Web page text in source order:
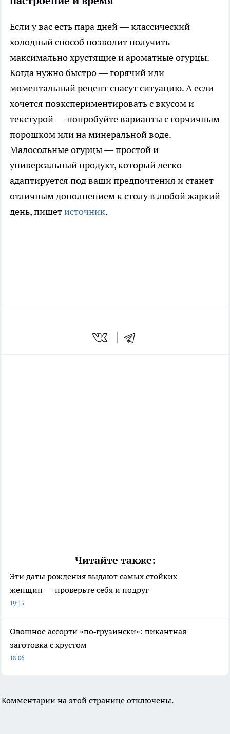
Если у вас есть пара дней — классический
холодный способ позволит получить
максимально хрустящие и ароматные огурцы.
Когда нужно быстро — горячий или
моментальный рецепт спасут ситуацию. А если
хочется поэкспериментировать с вкусом и
текстурой — попробуйте варианты с горчичным
порошком или на минеральной воде.
Малосольные огурцы — простой и
универсальный продукт, который легко
адаптируется под ваши предпочтения и станет
отличным дополнением к столу в любой жаркий
день, пишетисточник.
Читайте также:
Эти даты рождения выдают самых стойких
женщин — проверьте себя и подруг
19:15
Овощное ассорти «по‑грузински»: пикантная
заготовка с хрустом
18:06
Комментарии на этой странице отключены.